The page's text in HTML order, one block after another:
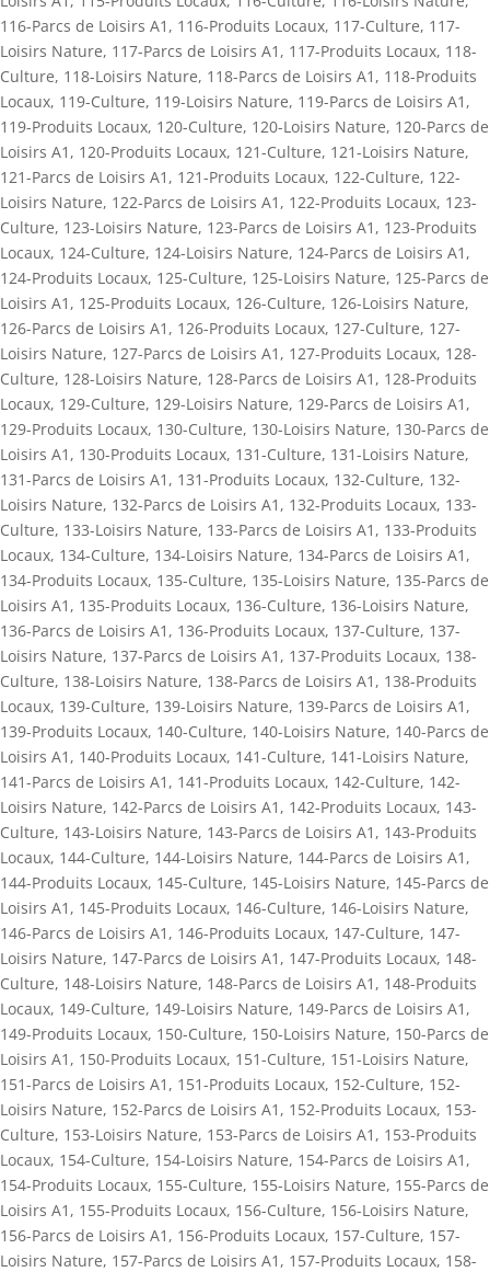
116-Parcs de Loisirs A1 , 116-Produits Locaux, 117-Culture, 117-
Loisirs Nature, 117-Parcs de Loisirs A1 , 117-Produits Locaux, 118-
Culture, 118-Loisirs Nature, 118-Parcs de Loisirs A1 , 118-Produits
Locaux, 119-Culture, 119-Loisirs Nature, 119-Parcs de Loisirs A1 ,
119-Produits Locaux, 120-Culture, 120-Loisirs Nature, 120-Parcs de
Loisirs A1 , 120-Produits Locaux, 121-Culture, 121-Loisirs Nature,
121-Parcs de Loisirs A1 , 121-Produits Locaux, 122-Culture, 122-
Loisirs Nature, 122-Parcs de Loisirs A1 , 122-Produits Locaux, 123-
Culture, 123-Loisirs Nature, 123-Parcs de Loisirs A1 , 123-Produits
Locaux, 124-Culture, 124-Loisirs Nature, 124-Parcs de Loisirs A1 ,
124-Produits Locaux, 125-Culture, 125-Loisirs Nature, 125-Parcs de
Loisirs A1 , 125-Produits Locaux, 126-Culture, 126-Loisirs Nature,
126-Parcs de Loisirs A1 , 126-Produits Locaux, 127-Culture, 127-
Loisirs Nature, 127-Parcs de Loisirs A1 , 127-Produits Locaux, 128-
Culture, 128-Loisirs Nature, 128-Parcs de Loisirs A1 , 128-Produits
Locaux, 129-Culture, 129-Loisirs Nature, 129-Parcs de Loisirs A1 ,
129-Produits Locaux, 130-Culture, 130-Loisirs Nature, 130-Parcs de
Loisirs A1 , 130-Produits Locaux, 131-Culture, 131-Loisirs Nature,
131-Parcs de Loisirs A1 , 131-Produits Locaux, 132-Culture, 132-
Loisirs Nature, 132-Parcs de Loisirs A1 , 132-Produits Locaux, 133-
Culture, 133-Loisirs Nature, 133-Parcs de Loisirs A1 , 133-Produits
Locaux, 134-Culture, 134-Loisirs Nature, 134-Parcs de Loisirs A1 ,
134-Produits Locaux, 135-Culture, 135-Loisirs Nature, 135-Parcs de
Loisirs A1 , 135-Produits Locaux, 136-Culture, 136-Loisirs Nature,
136-Parcs de Loisirs A1 , 136-Produits Locaux, 137-Culture, 137-
Loisirs Nature, 137-Parcs de Loisirs A1 , 137-Produits Locaux, 138-
Culture, 138-Loisirs Nature, 138-Parcs de Loisirs A1 , 138-Produits
Locaux, 139-Culture, 139-Loisirs Nature, 139-Parcs de Loisirs A1 ,
139-Produits Locaux, 140-Culture, 140-Loisirs Nature, 140-Parcs de
Loisirs A1 , 140-Produits Locaux, 141-Culture, 141-Loisirs Nature,
141-Parcs de Loisirs A1 , 141-Produits Locaux, 142-Culture, 142-
Loisirs Nature, 142-Parcs de Loisirs A1 , 142-Produits Locaux, 143-
Culture, 143-Loisirs Nature, 143-Parcs de Loisirs A1 , 143-Produits
Locaux, 144-Culture, 144-Loisirs Nature, 144-Parcs de Loisirs A1 ,
144-Produits Locaux, 145-Culture, 145-Loisirs Nature, 145-Parcs de
Loisirs A1 , 145-Produits Locaux, 146-Culture, 146-Loisirs Nature,
146-Parcs de Loisirs A1 , 146-Produits Locaux, 147-Culture, 147-
Loisirs Nature, 147-Parcs de Loisirs A1 , 147-Produits Locaux, 148-
Culture, 148-Loisirs Nature, 148-Parcs de Loisirs A1 , 148-Produits
Locaux, 149-Culture, 149-Loisirs Nature, 149-Parcs de Loisirs A1 ,
149-Produits Locaux, 150-Culture, 150-Loisirs Nature, 150-Parcs de
Loisirs A1 , 150-Produits Locaux, 151-Culture, 151-Loisirs Nature,
151-Parcs de Loisirs A1 , 151-Produits Locaux, 152-Culture, 152-
Loisirs Nature, 152-Parcs de Loisirs A1 , 152-Produits Locaux, 153-
Culture, 153-Loisirs Nature, 153-Parcs de Loisirs A1 , 153-Produits
Locaux, 154-Culture, 154-Loisirs Nature, 154-Parcs de Loisirs A1 ,
154-Produits Locaux, 155-Culture, 155-Loisirs Nature, 155-Parcs de
Loisirs A1 , 155-Produits Locaux, 156-Culture, 156-Loisirs Nature,
156-Parcs de Loisirs A1 , 156-Produits Locaux, 157-Culture, 157-
Loisirs Nature, 157-Parcs de Loisirs A1 , 157-Produits Locaux, 158-